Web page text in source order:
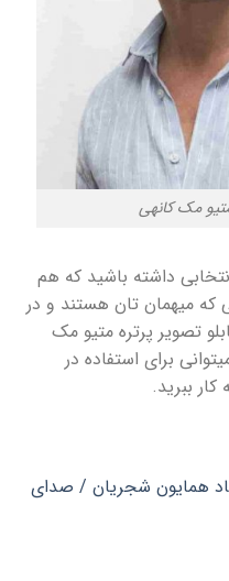
مک کانهی
داشته باشید که هم
که میهمان تان هستند و در
تصویر پرتره متیو مک
برای استفاده در
ببرید.
همایون شجریان / صدای